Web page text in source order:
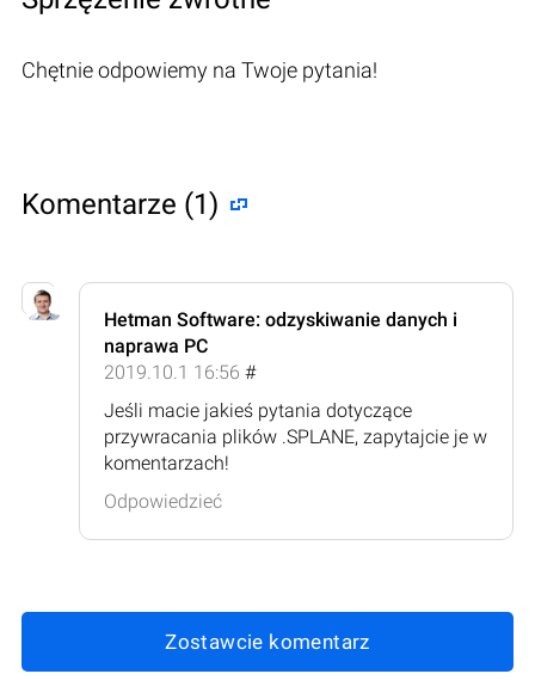
Chętnie odpowiemy na Twoje pytania!
Komentarze (1)
Hetman Software: odzyskiwanie danych i
naprawa PC
2019.10.1 16:56 #
Jeśli macie jakieś pytania dotyczące
przywracania plików .SPLANE, zapytajcie je w
komentarzach!
Odpowiedzieć
Zostawcie komentarz